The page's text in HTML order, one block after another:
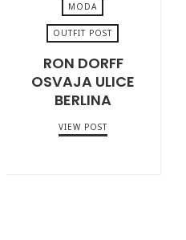
MODA
OUTFIT POST
RON DORFF
OSVAJA ULICE
BERLINA
VIEW POST